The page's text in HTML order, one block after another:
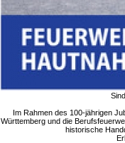
Im Rahmen des 100-jährigen
Württemberg und die
historische